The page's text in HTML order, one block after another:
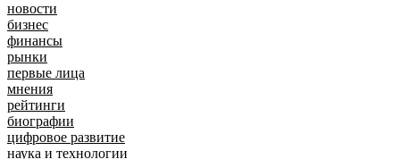
новости
бизнес
финансы
рынки
первые лица
мнения
рейтинги
биографии
цифровое развитие
наука и технологии